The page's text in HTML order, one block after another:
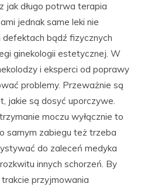
jak długo potrwa terapia
jednak same leki nie
bądź fizycznych
ginekologii estetycznej. W
i eksperci od poprawy
problemy. Przeważnie są
jakie są dosyć uporczywe.
moczu wyłącznie to
samym zabiegu też trzeba
do zaleceń medyka
innych schorzeń. By
przyjmowania